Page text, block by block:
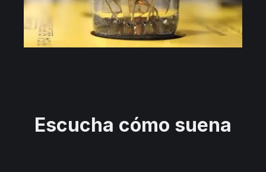
Escucha cómo suena